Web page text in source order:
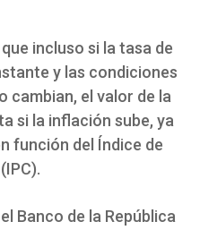
incluso si la tasa de
y las condiciones
cambian, el valor de la
si la inflación sube, ya
función del Índice de
Banco de la República